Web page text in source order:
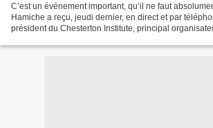
C’est un événement important, qu’il ne faut
Hamiche a reçu, jeudi dernier, en direct et par
président du Chesterton Institute, principal